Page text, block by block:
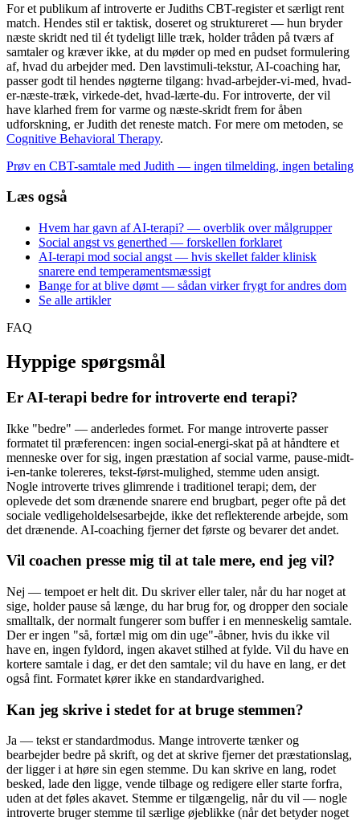
For et publikum af introverte er Judiths CBT-register et særligt rent
match. Hendes stil er taktisk, doseret og struktureret — hun bryder
næste skridt ned til ét tydeligt lille træk, holder tråden på tværs af
samtaler og kræver ikke, at du møder op med en pudset formulering
af, hvad du arbejder med. Den lavstimuli-tekstur, AI-coaching har,
passer godt til hendes nøgterne tilgang: hvad-arbejder-vi-med, hvad-
er-næste-træk, virkede-det, hvad-lærte-du. For introverte, der vil
have klarhed frem for varme og næste-skridt frem for åben
udforskning, er Judith det reneste match. For mere om metoden, se
Cognitive Behavioral Therapy.
Prøv en CBT-samtale med Judith — ingen tilmelding, ingen betaling
Læs også
Hvem har gavn af AI-terapi? — overblik over målgrupper
Social angst vs generthed — forskellen forklaret
AI-terapi mod social angst — hvis skellet falder klinisk
snarere end temperamentsmæssigt
Bange for at blive dømt — sådan virker frygt for andres dom
Se alle artikler
FAQ
Hyppige spørgsmål
Er AI-terapi bedre for introverte end terapi?
Ikke "bedre" — anderledes formet. For mange introverte passer
formatet til præferencen: ingen social-energi-skat på at håndtere et
menneske over for sig, ingen præstation af social varme, pause-midt-
i-en-tanke tolereres, tekst-først-mulighed, stemme uden ansigt.
Nogle introverte trives glimrende i traditionel terapi; dem, der
oplevede det som drænende snarere end brugbart, peger ofte på det
sociale vedligeholdelsesarbejde, ikke det reflekterende arbejde, som
det drænende. AI-coaching fjerner det første og bevarer det andet.
Vil coachen presse mig til at tale mere, end jeg vil?
Nej — tempoet er helt dit. Du skriver eller taler, når du har noget at
sige, holder pause så længe, du har brug for, og dropper den sociale
smalltalk, der normalt fungerer som buffer i en menneskelig samtale.
Der er ingen "så, fortæl mig om din uge"-åbner, hvis du ikke vil
have en, ingen fyldord, ingen akavet stilhed at fylde. Vil du have en
kortere samtale i dag, er det den samtale; vil du have en lang, er det
også fint. Formatet kører ikke en standardvarighed.
Kan jeg skrive i stedet for at bruge stemmen?
Ja — tekst er standardmodus. Mange introverte tænker og
bearbejder bedre på skrift, og det at skrive fjerner det præstationslag,
der ligger i at høre sin egen stemme. Du kan skrive en lang, rodet
besked, lade den ligge, vende tilbage og redigere eller starte forfra,
uden at det føles akavet. Stemme er tilgængelig, når du vil — nogle
introverte bruger stemme til særlige øjeblikke (når det betyder noget